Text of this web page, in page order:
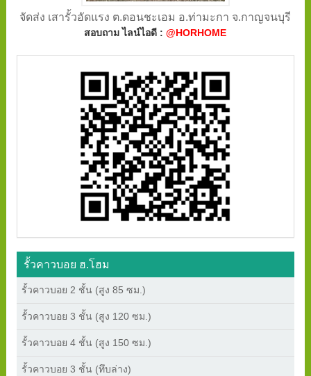
จัดส่ง เสารั้วอัดแรง ต.ดอนชะเอม อ.ท่ามะกา จ.กาญจนบุรี
สอบถาม ไลน์ไอดี :@HORHOME
รั้วคาวบอย ฮ.โฮม
รั้วคาวบอย 2 ชั้น (สูง 85 ซม.)
รั้วคาวบอย 3 ชั้น (สูง 120 ซม.)
รั้วคาวบอย 4 ชั้น (สูง 150 ซม.)
รั้วคาวบอย 3 ชั้น (ทึบล่าง)